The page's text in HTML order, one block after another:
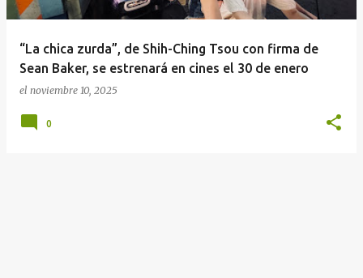
“La chica zurda”, de Shih-Ching Tsou con firma de
Sean Baker, se estrenará en cines el 30 de enero
el noviembre 10, 2025
0